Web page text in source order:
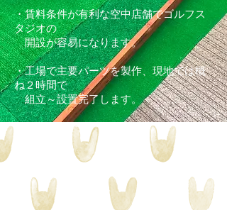
・賃料条件が有利な空中店舗でゴルフス
タジオの
開設が容易になります。
・工場で主要パーツを製作、現地では概
ね２時間で
組立～設置完了します。